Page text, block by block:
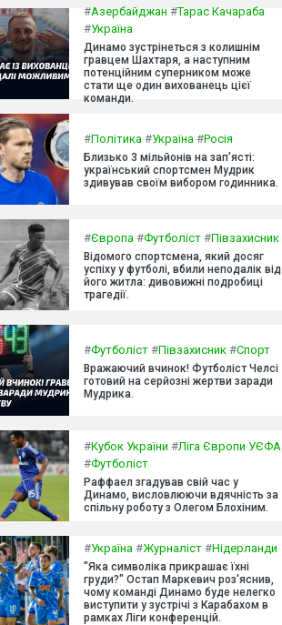
#Азербайджан #Тарас Качараба
#Україна
Динамо зустрінеться з колишнім
гравцем Шахтаря, а наступним
потенційним суперником може
стати ще один вихованець цієї
команди.
#Політика #Україна #Росія
Близько 3 мільйонів на зап'ясті:
український спортсмен Мудрик
здивував своїм вибором годинника.
#Європа #Футболіст #Півзахисник
Відомого спортсмена, який досяг
успіху у футболі, вбили неподалік від
його житла: дивовижні подробиці
трагедії.
#Футболіст #Півзахисник #Спорт
Вражаючий вчинок! Футболіст Челсі
готовий на серйозні жертви заради
Мудрика.
#Кубок України #Ліга Європи УЄФА
#Футболіст
Раффаел згадував свій час у
Динамо, висловлюючи вдячність за
спільну роботу з Олегом Блохіним.
#Україна #Журналіст #Нідерланди
"Яка символіка прикрашає їхні
груди?" Остап Маркевич роз'яснив,
чому команді Динамо буде нелегко
виступити у зустрічі з Карабахом в
рамках Ліги конференцій.